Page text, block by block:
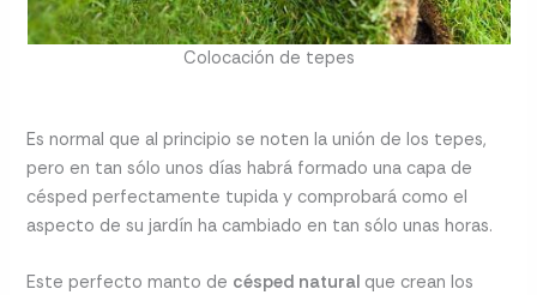
Colocación de tepes
Es normal que al principio se noten la unión de los tepes,
pero en tan sólo unos días habrá formado una capa de
césped perfectamente tupida y comprobará como el
aspecto de su jardín ha cambiado en tan sólo unas horas.
Este perfecto manto de césped natural que crean los